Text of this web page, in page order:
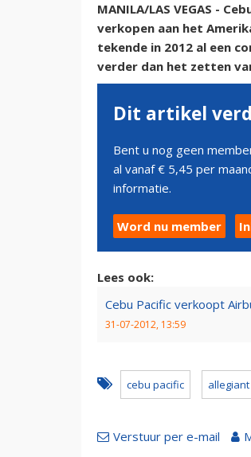
MANILA/LAS VEGAS -
verkopen aan het
tekende in 2012 al een
verder dan het zetten
Dit artikel
Bent u nog geen
al vanaf € 5,45 per
informatie.
Word nu member
Lees ook:
Cebu Pacific verkoopt
31-07-2012, 13:59
cebu pacific
Verstuur per e-mail